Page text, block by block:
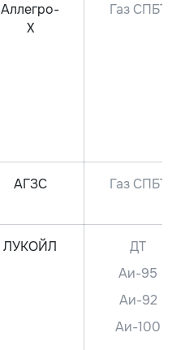
Аллегро-
Х
Газ СПБТ
АГЗС Газ СПБТ
ЛУКОЙЛ
ДТ
Аи-95
Аи-92
Аи-100